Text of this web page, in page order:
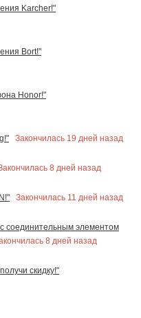
Karcher!"
Bort!"
Honor!"
Закончилась 19 дней назад
8 дней назад
Закончилась 11 дней назад
соединительным элементом
8 дней назад
скидку!"